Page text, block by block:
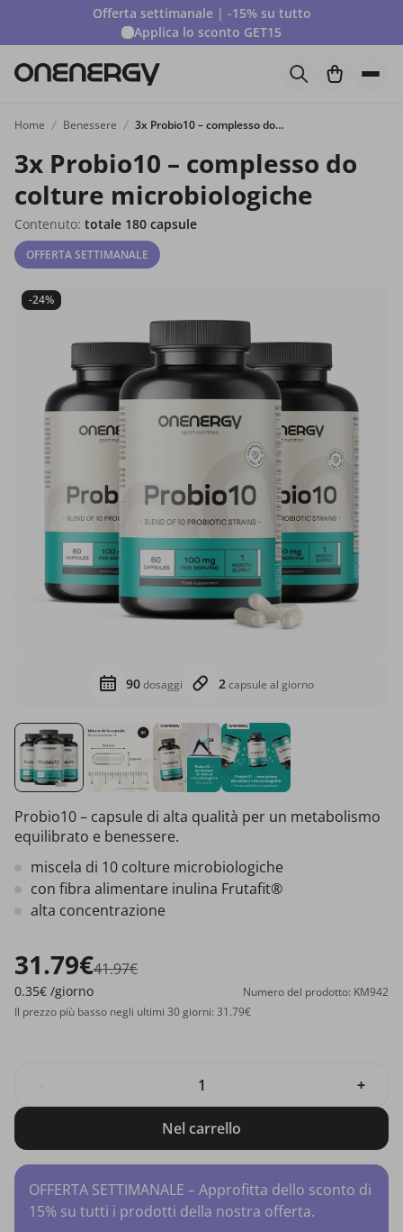
Offerta settimanale | -15% su tutto
Applica lo sconto GET15
Home Benessere 3x Probio10 – complesso do colture microbiologiche
3x Probio10 – complesso do
colture microbiologiche
Contenuto: totale 180 capsule
OFFERTA SETTIMANALE
-24%
90dosaggi 2capsule al giorno
Probio10 – capsule di alta qualità per un metabolismo
equilibrato e benessere.
miscela di 10 colture microbiologiche
con fibra alimentare inulina Frutafit®
alta concentrazione
31.79€41.97€
0.35€ /giorno
Numero del prodotto: KM942
Il prezzo più basso negli ultimi 30 giorni: 31.79€
+
Nel carrello
OFFERTA SETTIMANALE – Approfitta dello sconto di
15% su tutti i prodotti della nostra offerta.